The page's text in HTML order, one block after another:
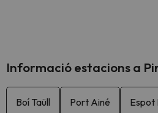
Informació estacions a
Boí Taüll Port Ainé Espot